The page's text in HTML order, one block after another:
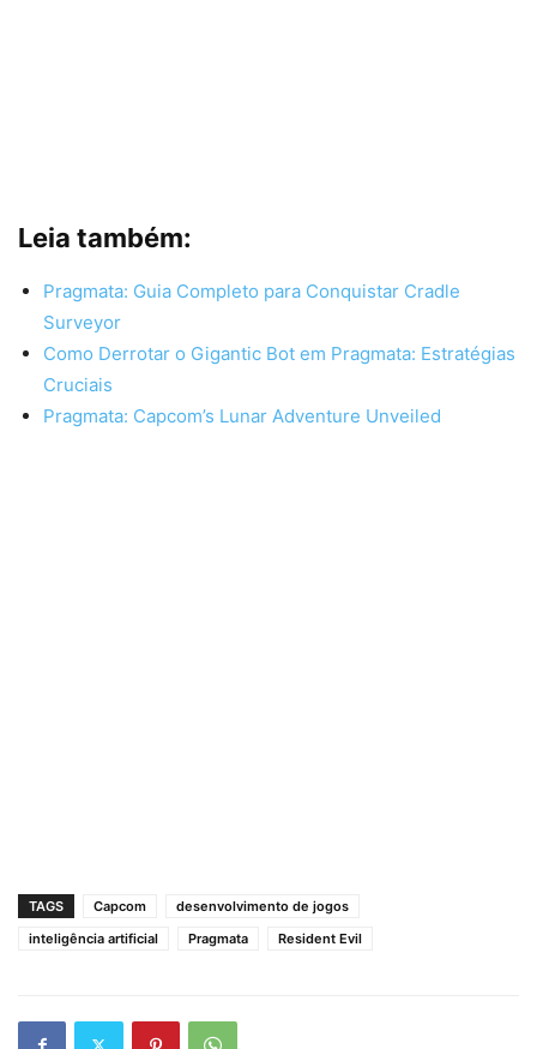
Leia também:
Pragmata: Guia Completo para Conquistar Cradle
Surveyor
Como Derrotar o Gigantic Bot em Pragmata: Estratégias
Cruciais
Pragmata: Capcom’s Lunar Adventure Unveiled
TAGS Capcom
desenvolvimento de jogos
inteligência artificial
Pragmata Resident Evil